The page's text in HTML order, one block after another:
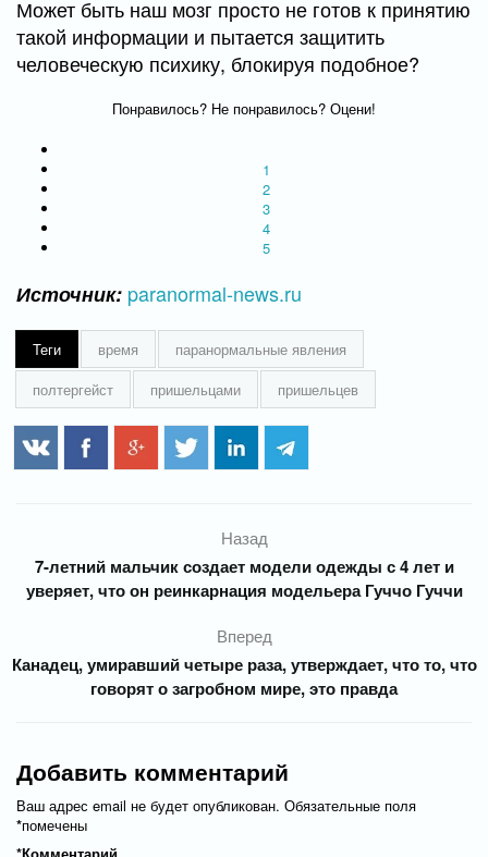
Может быть наш мозг просто не готов к принятию
такой информации и пытается защитить
человеческую психику, блокируя подобное?
Понравилось? Не понравилось? Оцени!
1
2
3
4
5
Источник: paranormal-news.ru
Теги время
паранормальные явления
полтергейст
пришельцами пришельцев
Назад
7-летний мальчик создает модели одежды с 4 лет и
уверяет, что он реинкарнация модельера Гуччо Гуччи
Вперед
Канадец, умиравший четыре раза, утверждает, что то, что
говорят о загробном мире, это правда
Добавить комментарий
Ваш адрес email не будет опубликован. Обязательные поля
помечены
*